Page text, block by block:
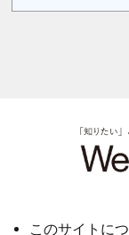
このサイトに